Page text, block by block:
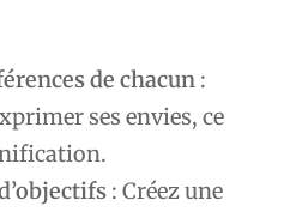
de chacun :
ses envies, ce
: Créez une